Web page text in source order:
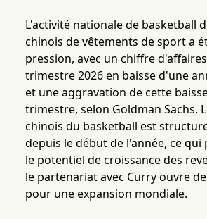
L'activité nationale de basketball
chinois de vêtements de sport a
pression, avec un chiffre
trimestre 2026 en baisse d'une
et une aggravation de cette
trimestre, selon Goldman Sachs.
chinois du basketball est
depuis le début de l'année, ce
le potentiel de croissance des
le partenariat avec Curry ouvre
pour une expansion mondiale.